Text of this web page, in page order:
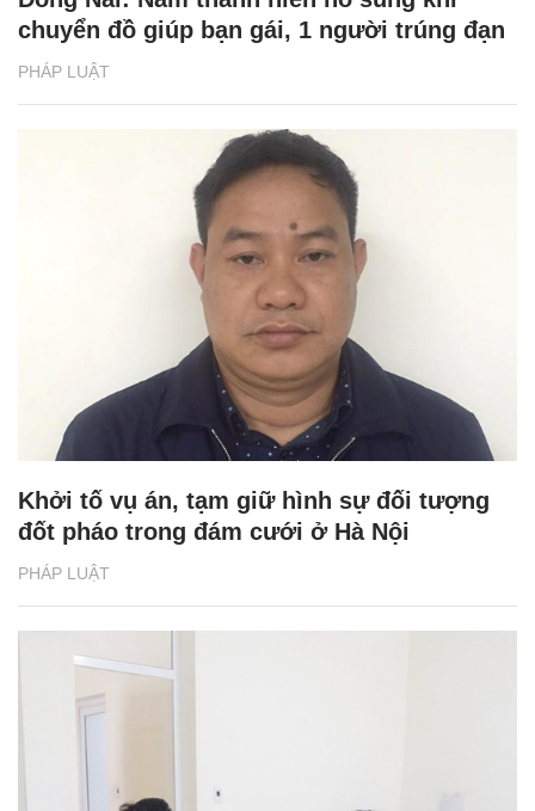
PHÁP LUẬT
chuyển đồ giúp bạn gái, 1 người trúng đạn
PHÁP LUẬT
Khởi tố vụ án, tạm giữ hình sự đối tượng
đốt pháo trong đám cưới ở Hà Nội